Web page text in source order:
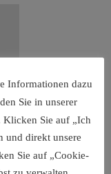
Informationen dazu
Sie in unserer
Klicken Sie auf „Ich
und direkt unsere
Sie auf „Cookie-